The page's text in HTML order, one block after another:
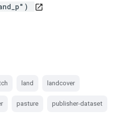
open_in_new
land landcover
pasture publisher-dataset